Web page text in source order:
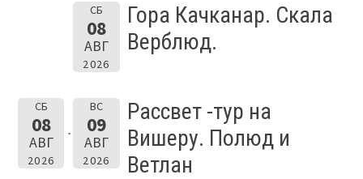
СБ
08
АВГ
2026
Гора Качканар. Скала
Верблюд.
СБ
08
АВГ
2026
ВС
09
АВГ
2026
Рассвет -тур на
Вишеру. Полюд и
Ветлан